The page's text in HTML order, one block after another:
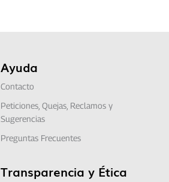
Ayuda
Contacto
Peticiones, Quejas, Reclamos y
Sugerencias
Preguntas Frecuentes
Transparencia y Ética